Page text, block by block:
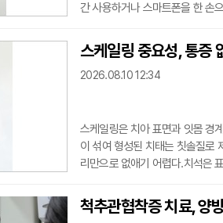
간 사용하거나 스마트폰을 한 손
지면 손목 터널증후군이라는 반
손목 앞쪽에 있는 좁은 통로인 수
검지, 중지
스케일링 중요성, 통증
2026.08.10 12:34
스케일링은 치아 표면과 잇몸 경
이 섞여 형성된 치태는 칫솔질로
리만으로 없애기 어렵다.치석은
초기 잇몸질환은 통증이 뚜렷하
한정된 치은염 단계에서는 치석
척추관협착증 치료, 양